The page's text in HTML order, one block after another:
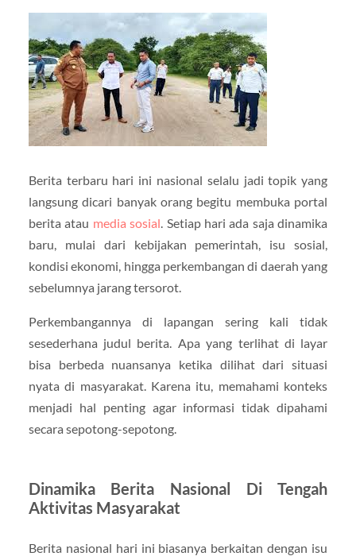
Berita terbaru hari ini nasional selalu jadi topik yang
langsung dicari banyak orang begitu membuka portal
berita atau media sosial . Setiap hari ada saja dinamika
baru, mulai dari kebijakan pemerintah, isu sosial,
kondisi ekonomi, hingga perkembangan di daerah yang
sebelumnya jarang tersorot.
Perkembangannya di lapangan sering kali tidak
sesederhana judul berita. Apa yang terlihat di layar
bisa berbeda nuansanya ketika dilihat dari situasi
nyata di masyarakat. Karena itu, memahami konteks
menjadi hal penting agar informasi tidak dipahami
secara sepotong-sepotong.
Dinamika Berita Nasional Di Tengah
Aktivitas Masyarakat
Berita nasional hari ini biasanya berkaitan dengan isu